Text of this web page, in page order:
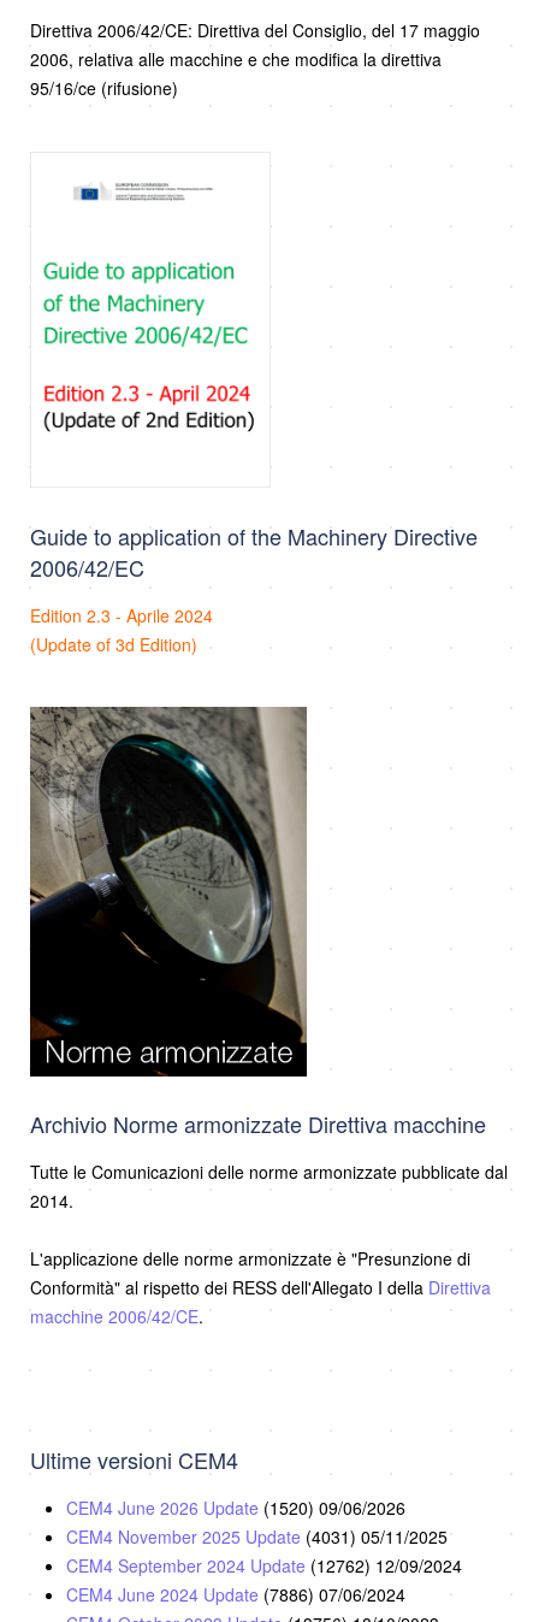
Direttiva 2006/42/CE: Direttiva del Consiglio, del 17 maggio
2006, relativa alle macchine e che modifica la direttiva
95/16/ce (rifusione)
Guide to application of the Machinery Directive
2006/42/EC
Edition 2.3 - Aprile 2024
(Update of 3d Edition)
Archivio Norme armonizzate Direttiva macchine
Tutte le Comunicazioni delle norme armonizzate pubblicate dal
2014.
L'applicazione delle norme armonizzate è "Presunzione di
Conformità" al rispetto dei RESS dell'Allegato I della Direttiva
macchine 2006/42/CE.
Ultime versioni CEM4
CEM4 June 2026 Update (1520) 09/06/2026
CEM4 November 2025 Update (4031) 05/11/2025
CEM4 September 2024 Update (12762) 12/09/2024
CEM4 June 2024 Update (7886) 07/06/2024